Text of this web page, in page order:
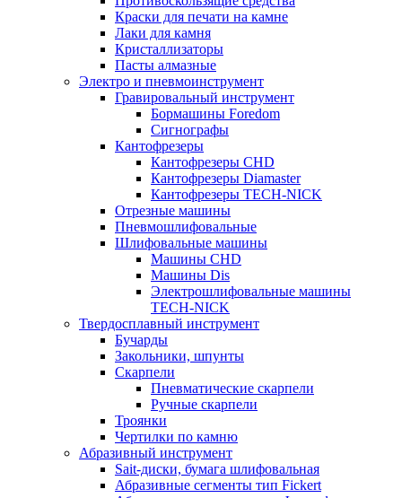
Краски для печати на камне
Лаки для камня
Кристаллизаторы
Пасты алмазные
Электро и пневмоинструмент
Гравировальный инструмент
Бормашины Foredom
Сигнографы
Кантофрезеры
Кантофрезеры CHD
Кантофрезеры Diamaster
Кантофрезеры TECH-NICK
Отрезные машины
Пневмошлифовальные
Шлифовальные машины
Машины CHD
Машины Dis
Электрошлифовальные машины
TECH-NICK
Твердосплавный инструмент
Бучарды
Закольники, шпунты
Скарпели
Пневматические скарпели
Ручные скарпели
Троянки
Чертилки по камню
Абразивный инструмент
Sait-диски, бумага шлифовальная
Абразивные сегменты тип Fickert